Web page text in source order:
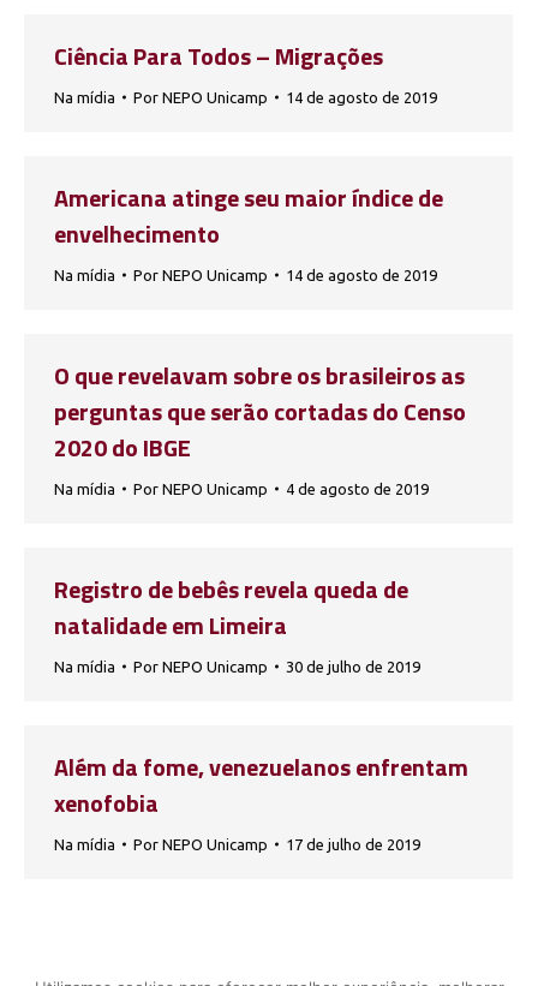
Ciência Para Todos – Migrações
Na mídia Por NEPO Unicamp 14 de agosto de 2019
Americana atinge seu maior índice de
envelhecimento
Na mídia Por NEPO Unicamp 14 de agosto de 2019
O que revelavam sobre os brasileiros as
perguntas que serão cortadas do Censo
2020 do IBGE
Na mídia Por NEPO Unicamp 4 de agosto de 2019
Registro de bebês revela queda de
natalidade em Limeira
Na mídia Por NEPO Unicamp 30 de julho de 2019
Além da fome, venezuelanos enfrentam
xenofobia
Na mídia Por NEPO Unicamp 17 de julho de 2019